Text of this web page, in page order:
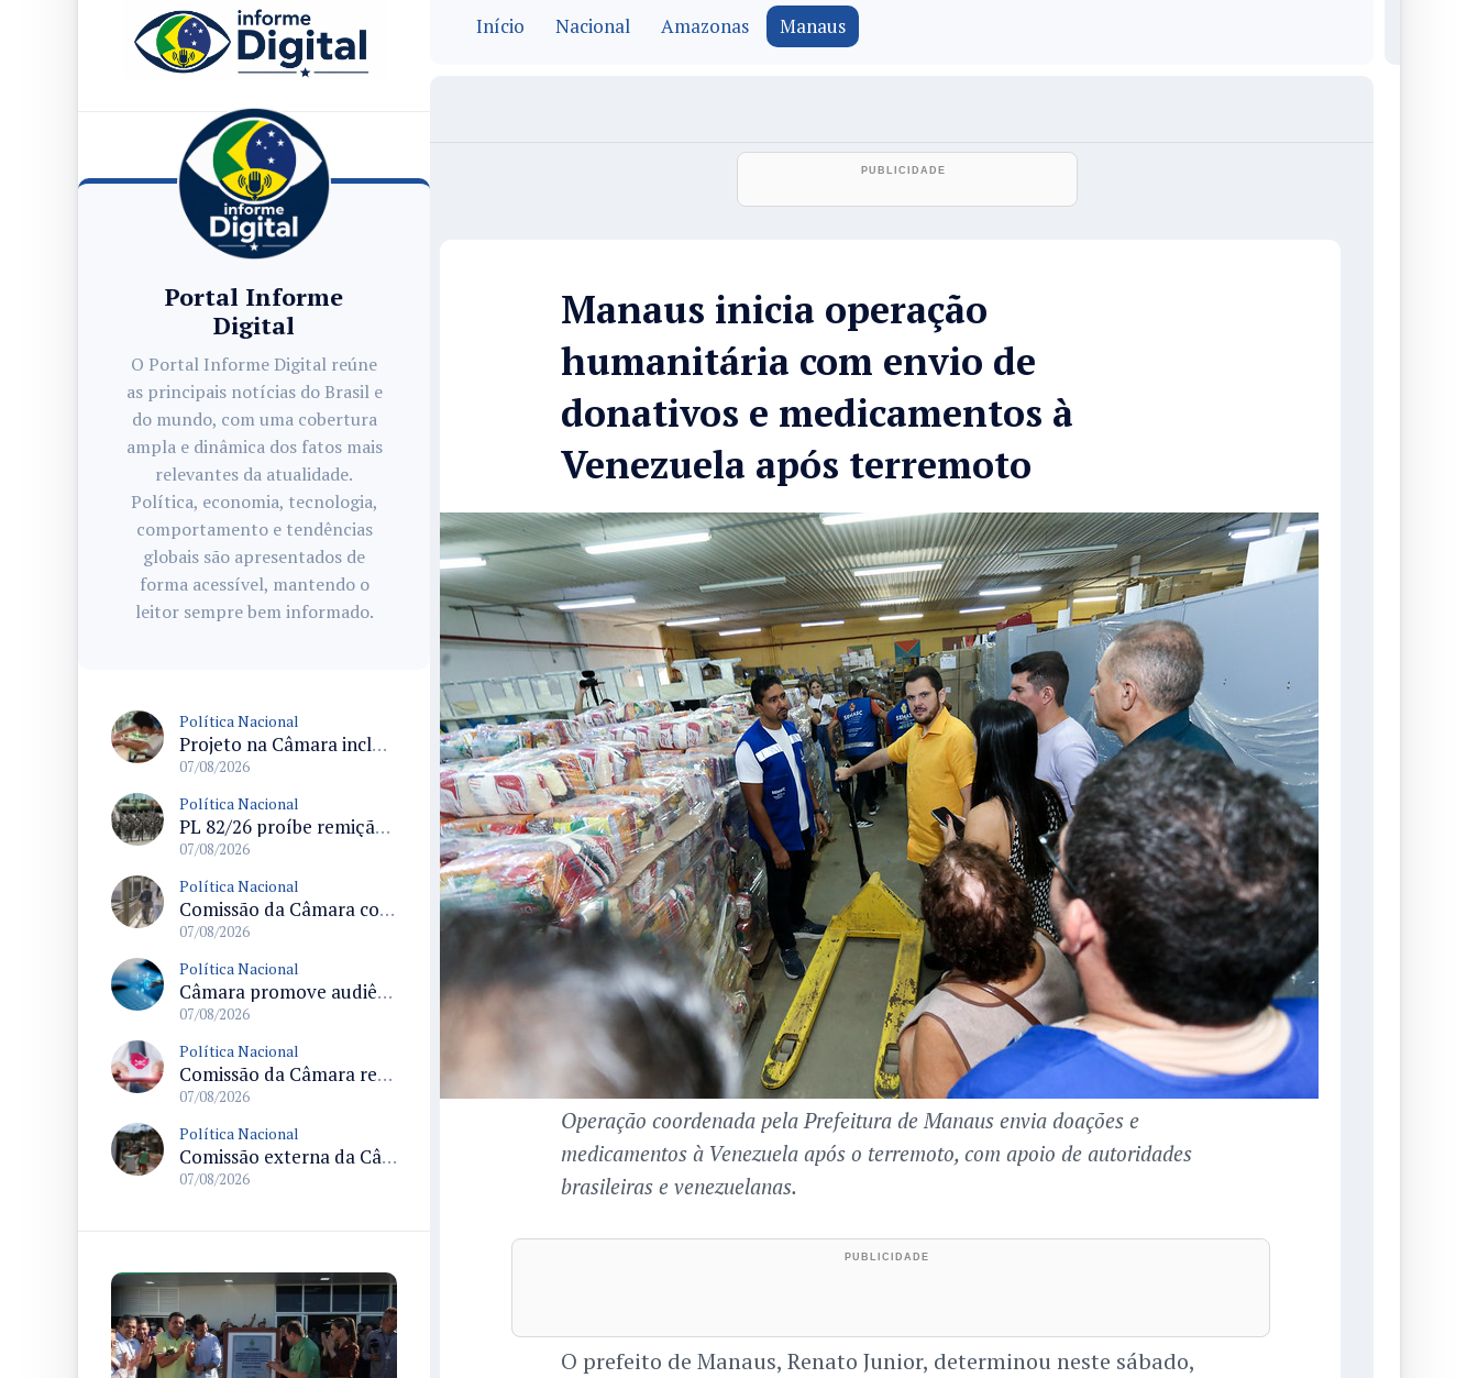
Portal Informe
Digital
O Portal Informe Digital reúne
as principais notícias do Brasil e
do mundo, com uma cobertura
ampla e dinâmica dos fatos mais
relevantes da atualidade.
Política, economia, tecnologia,
comportamento e tendências
globais são apresentados de
forma acessível, mantendo o
leitor sempre bem informado.
Política Nacional
Projeto na Câmara inclui estudantes com deficiência no regime escolar especial da LDB e estabelece critérios para frequência
07/08/2026
Política Nacional
PL 82/26 proíbe remição de pena por trabalho em funções militares para condenados por crimes contra o Estado Democrático de Direito
07/08/2026
Política Nacional
Comissão da Câmara convoca audiência para discutir misoginia nas escolas e universidades após divulgação de listas misóginas
07/08/2026
Política Nacional
Câmara promove audiência sobre Marco de Fomento à Economia Digital e impactos da inteligência artificial
07/08/2026
Política Nacional
Comissão da Câmara realiza audiência sobre apostas online para medir o tamanho do mercado ilegal
07/08/2026
Política Nacional
Comissão externa da Câmara convoca audiência pública sobre chuvas na Zona da Mata de Minas Gerais e impactos em Juiz de Fora
07/08/2026
Início Nacional Amazonas Manaus
Manaus inicia operação
humanitária com envio de
donativos e medicamentos à
Venezuela após terremoto
Operação coordenada pela Prefeitura de Manaus envia doações e
medicamentos à Venezuela após o terremoto, com apoio de autoridades
brasileiras e venezuelanas.
O prefeito de Manaus, Renato Junior, determinou neste sábado,